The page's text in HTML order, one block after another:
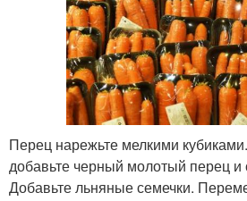
Перец нарежьте мелкими
добавьте черный молотый перец
Добавьте льняные семечки.